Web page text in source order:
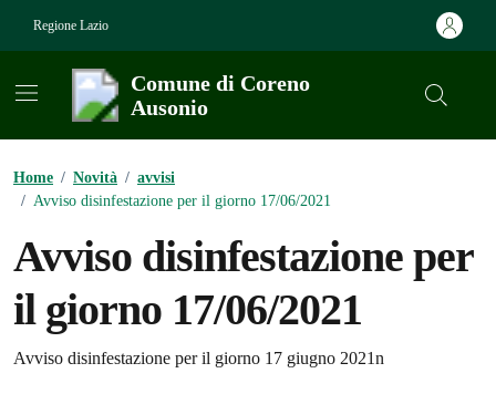
Regione Lazio
Comune di Coreno
Ausonio
Home / Novità / avvisi
/ Avviso disinfestazione per il giorno 17/06/2021
Avviso disinfestazione per
il giorno 17/06/2021
Dettagli della notizia
Avviso disinfestazione per il giorno 17 giugno 2021n